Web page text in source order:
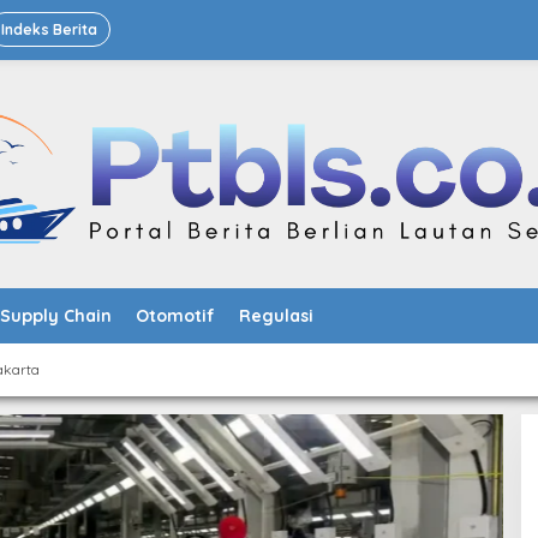
Indeks Berita
Supply Chain Otomotif Regulasi